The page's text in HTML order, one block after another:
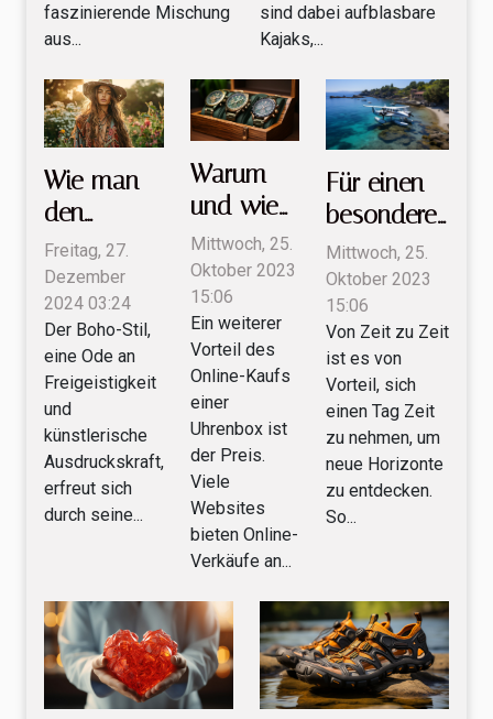
faszinierende Mischung
aus...
sind dabei aufblasbare
Kajaks,...
Wie man
den
perfekten
Boho-Look
für jede
Jahreszeit
stylt
Freitag, 27.
Dezember
2024 03:24
Der Boho-Stil,
eine Ode an
Freigeistigkeit
und
künstlerische
Ausdruckskraft,
erfreut sich
durch seine...
Warum
und wie
wählt
man eine
Uhrenbox
aus?
Mittwoch, 25.
Oktober 2023
15:06
Ein weiterer
Vorteil des
Online-Kaufs
einer
Uhrenbox ist
der Preis.
Viele
Websites
bieten Online-
Verkäufe an...
Für einen
besonderen
Tag auf die
Insel Yeu
fliegen
Mittwoch, 25.
Oktober 2023
15:06
Von Zeit zu Zeit
ist es von
Vorteil, sich
einen Tag Zeit
zu nehmen, um
neue Horizonte
zu entdecken.
So...